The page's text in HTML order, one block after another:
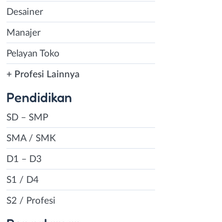
Desainer
Manajer
Pelayan Toko
+ Profesi Lainnya
Pendidikan
SD – SMP
SMA / SMK
D1 – D3
S1 / D4
S2 / Profesi